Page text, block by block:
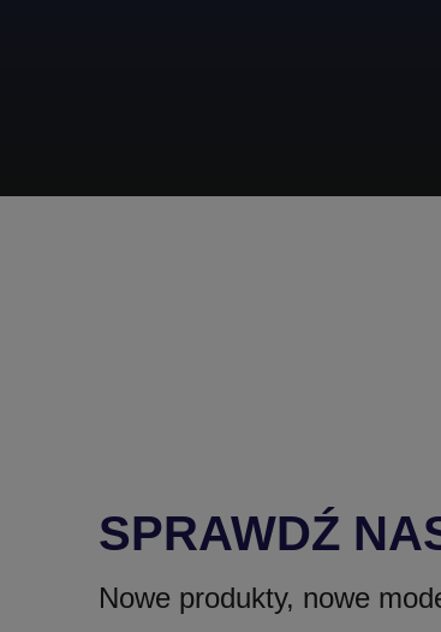
SPRAWDŹ
Nowe produkty, nowe